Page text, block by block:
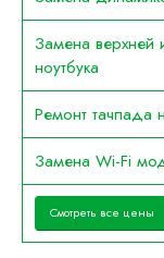
Замена верхней
ноутбука
Ремонт тачпада
Замена Wi-Fi
Смотреть все цены